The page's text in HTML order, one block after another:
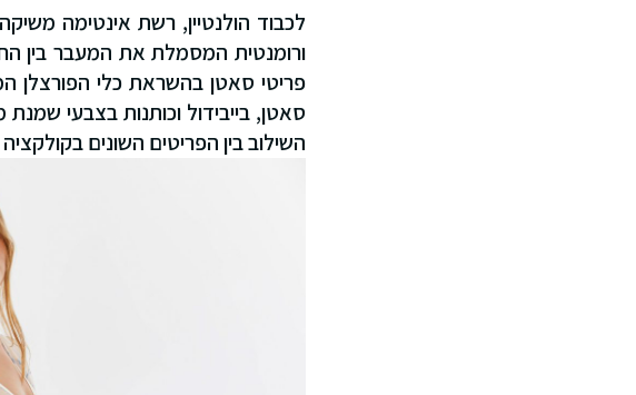
ורומנטית המסמלת את המעבר בין
פריטי סאטן בהשראת כלי הפורצלן
סאטן, בייבידול וכותנות בצבעי
השילוב בין הפריטים השונים